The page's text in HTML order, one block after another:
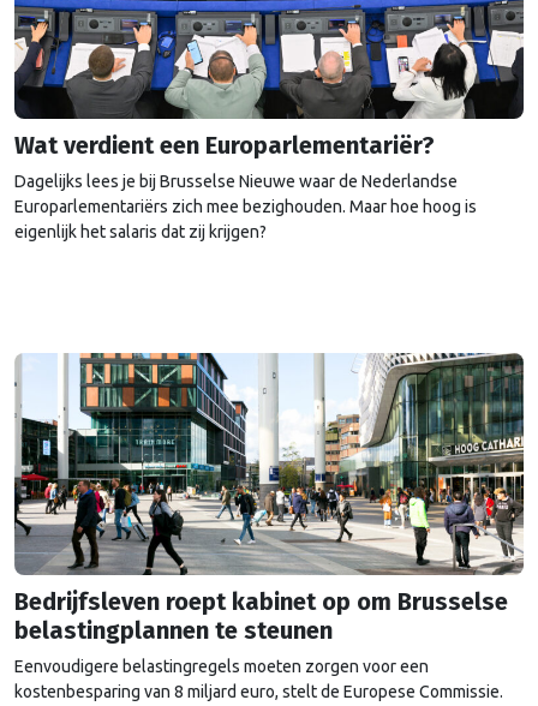
Wat verdient een Europarlementariër?
Dagelijks lees je bij Brusselse Nieuwe waar de Nederlandse
Europarlementariërs zich mee bezighouden. Maar hoe hoog is
eigenlijk het salaris dat zij krijgen?
Bedrijfsleven roept kabinet op om Brusselse
belastingplannen te steunen
Eenvoudigere belastingregels moeten zorgen voor een
kostenbesparing van 8 miljard euro, stelt de Europese Commissie.